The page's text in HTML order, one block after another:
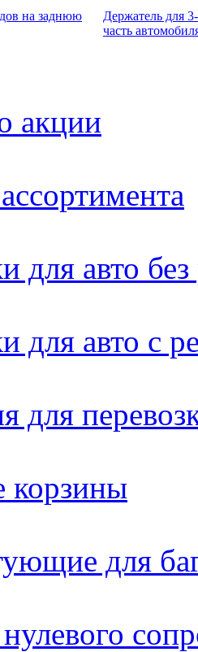
на заднюю
Держатель для
часть
акции
для авто
для авто с
для
корзины
для